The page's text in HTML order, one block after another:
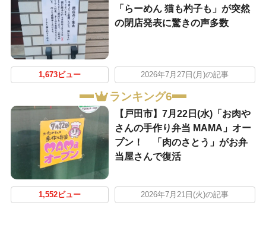
「らーめん 猫も杓子も」が突然
の閉店発表に驚きの声多数
1,673ビュー 2026年7月27日(月)の記事
ランキング6
【戸田市】7月22日(水)「お肉や
さんの手作り弁当 MAMA」オー
プン！ 「肉のさとう」がお弁
当屋さんで復活
1,552ビュー 2026年7月21日(火)の記事